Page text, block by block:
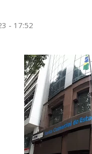
- 17:52